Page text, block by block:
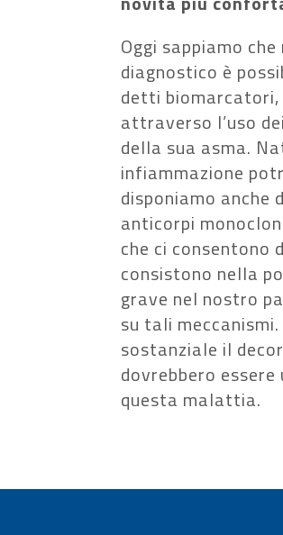
Oggi sappiamo
diagnostico è
detti biomarcatori,
attraverso l’uso
della sua asma.
infiammazione
disponiamo
anticorpi
che ci consentono
consistono nella
grave nel nostro
su tali
sostanziale il
dovrebbero
questa malattia.